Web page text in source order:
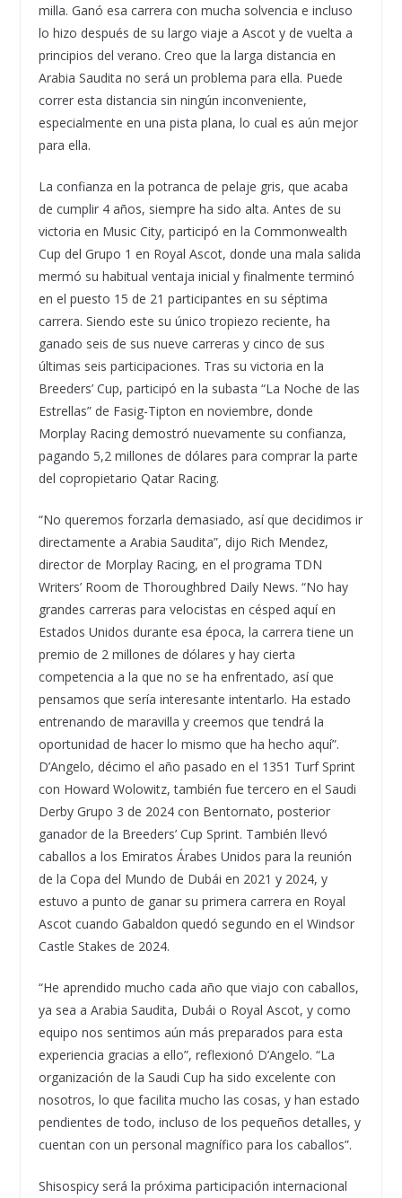
milla. Ganó esa carrera con mucha solvencia e incluso
lo hizo después de su largo viaje a Ascot y de vuelta a
principios del verano. Creo que la larga distancia en
Arabia Saudita no será un problema para ella. Puede
correr esta distancia sin ningún inconveniente,
especialmente en una pista plana, lo cual es aún mejor
para ella.
La confianza en la potranca de pelaje gris, que acaba
de cumplir 4 años, siempre ha sido alta. Antes de su
victoria en Music City, participó en la Commonwealth
Cup del Grupo 1 en Royal Ascot, donde una mala salida
mermó su habitual ventaja inicial y finalmente terminó
en el puesto 15 de 21 participantes en su séptima
carrera. Siendo este su único tropiezo reciente, ha
ganado seis de sus nueve carreras y cinco de sus
últimas seis participaciones. Tras su victoria en la
Breeders’ Cup, participó en la subasta “La Noche de las
Estrellas” de Fasig-Tipton en noviembre, donde
Morplay Racing demostró nuevamente su confianza,
pagando 5,2 millones de dólares para comprar la parte
del copropietario Qatar Racing.
“No queremos forzarla demasiado, así que decidimos ir
directamente a Arabia Saudita”, dijo Rich Mendez,
director de Morplay Racing, en el programa TDN
Writers’ Room de Thoroughbred Daily News. “No hay
grandes carreras para velocistas en césped aquí en
Estados Unidos durante esa época, la carrera tiene un
premio de 2 millones de dólares y hay cierta
competencia a la que no se ha enfrentado, así que
pensamos que sería interesante intentarlo. Ha estado
entrenando de maravilla y creemos que tendrá la
oportunidad de hacer lo mismo que ha hecho aquí”.
D’Angelo, décimo el año pasado en el 1351 Turf Sprint
con Howard Wolowitz, también fue tercero en el Saudi
Derby Grupo 3 de 2024 con Bentornato, posterior
ganador de la Breeders’ Cup Sprint. También llevó
caballos a los Emiratos Árabes Unidos para la reunión
de la Copa del Mundo de Dubái en 2021 y 2024, y
estuvo a punto de ganar su primera carrera en Royal
Ascot cuando Gabaldon quedó segundo en el Windsor
Castle Stakes de 2024.
“He aprendido mucho cada año que viajo con caballos,
ya sea a Arabia Saudita, Dubái o Royal Ascot, y como
equipo nos sentimos aún más preparados para esta
experiencia gracias a ello”, reflexionó D’Angelo. “La
organización de la Saudi Cup ha sido excelente con
nosotros, lo que facilita mucho las cosas, y han estado
pendientes de todo, incluso de los pequeños detalles, y
cuentan con un personal magnífico para los caballos”.
Shisospicy será la próxima participación internacional